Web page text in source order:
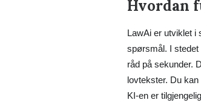
Hvordan
LawAi er utviklet i
spørsmål. I stedet
råd på sekunder.
lovtekster. Du
KI-en er